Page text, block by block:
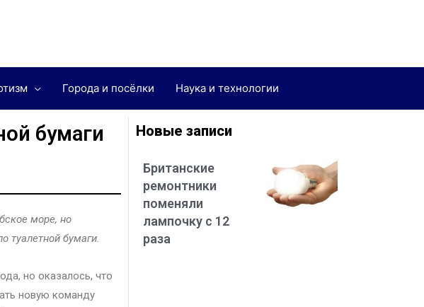
Города и посёлки Наука и технологии
бумаги
море, но
туалетной бумаги.
но оказалось, что
новую команду
Новые записи
Британские
ремонтники
поменяли
лампочку с 12
раза